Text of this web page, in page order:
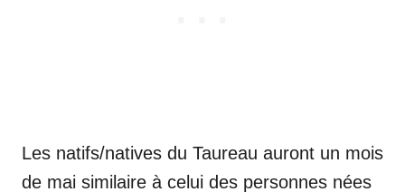
Les natifs/natives du Taureau auront un mois
de mai similaire à celui des personnes nées